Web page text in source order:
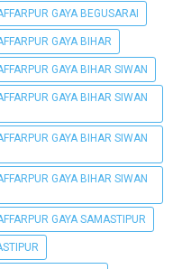
GAYA BEGUSARAI
GAYA BIHAR
GAYA BIHAR SIWAN
GAYA BIHAR SIWAN
GAYA BIHAR SIWAN
GAYA BIHAR SIWAN
GAYA SAMASTIPUR